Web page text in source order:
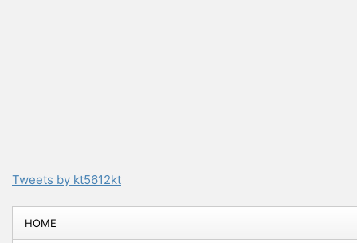
Tweets by kt5612kt
HOME